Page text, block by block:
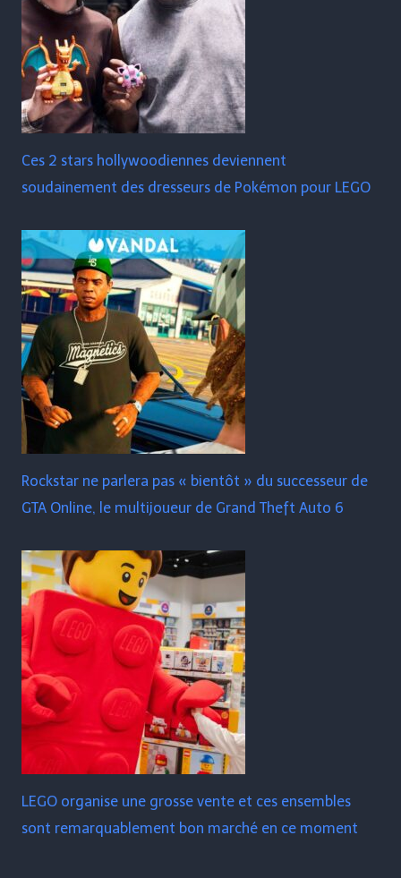
Ces 2 stars hollywoodiennes deviennent
soudainement des dresseurs de Pokémon pour LEGO
Rockstar ne parlera pas « bientôt » du successeur de
GTA Online, le multijoueur de Grand Theft Auto 6
LEGO organise une grosse vente et ces ensembles
sont remarquablement bon marché en ce moment